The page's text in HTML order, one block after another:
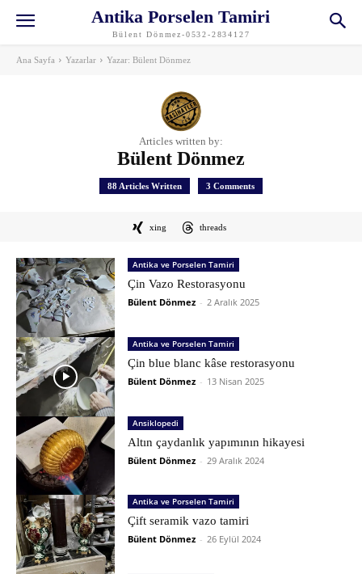
Antika Porselen Tamiri
Bülent Dönmez-0532-2834127
Ana Sayfa Yazarlar Yazar: Bülent Dönmez
Articles written by:
Bülent Dönmez
88 Articles Written 3 Comments
xing threads
Antika ve Porselen Tamiri
Çin Vazo Restorasyonu
Bülent Dönmez - 2 Aralık 2025
Antika ve Porselen Tamiri
Çin blue blanc kâse restorasyonu
Bülent Dönmez - 13 Nisan 2025
Ansiklopedi
Altın çaydanlık yapımının hikayesi
Bülent Dönmez - 29 Aralık 2024
Antika ve Porselen Tamiri
Çift seramik vazo tamiri
Bülent Dönmez - 26 Eylül 2024